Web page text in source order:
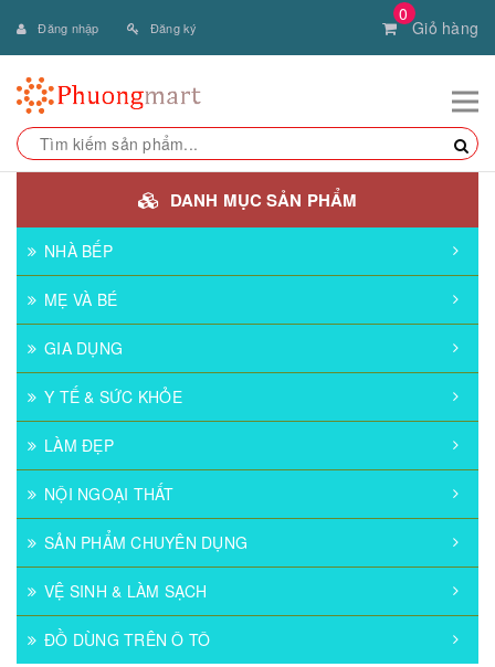
0
Giỏ hàng
Đăng nhập Đăng ký
DANH MỤC SẢN PHẨM
NHÀ BẾP
MẸ VÀ BÉ
GIA DỤNG
Y TẾ & SỨC KHỎE
LÀM ĐẸP
NỘI NGOẠI THẤT
SẢN PHẨM CHUYÊN DỤNG
VỆ SINH & LÀM SẠCH
ĐỒ DÙNG TRÊN Ô TÔ